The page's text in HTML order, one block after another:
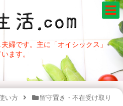
婦です。主に「オイシックス」
ます。
い方 留守置き・不在受け取り